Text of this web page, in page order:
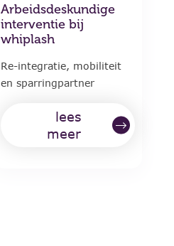
Arbeidsdeskundige
interventie bij
whiplash
Re-integratie, mobiliteit
en sparringpartner
lees
meer